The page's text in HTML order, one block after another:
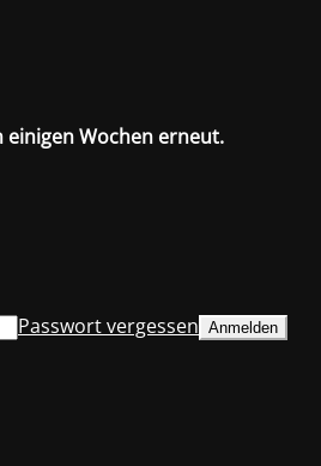
einigen Wochen erneut.
Passwort vergessen